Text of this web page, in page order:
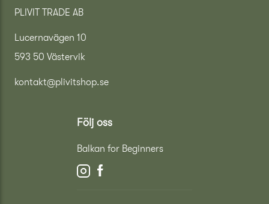
PLIVIT TRADE AB
Lucernavägen 10
593 50 Västervik
kontakt@plivitshop.se
Följ oss
Balkan for Beginners